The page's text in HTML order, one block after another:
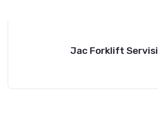
Jac Forklift Servisi